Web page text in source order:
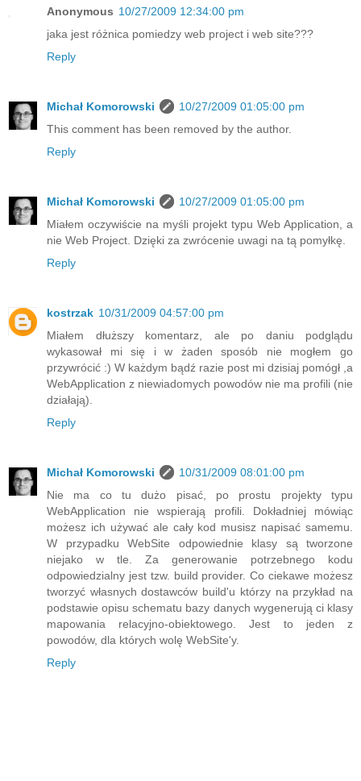
Anonymous 10/27/2009 12:34:00 pm
jaka jest różnica pomiedzy web project i web site???
Reply
Michał Komorowski
10/27/2009 01:05:00 pm
This comment has been removed by the author.
Reply
Michał Komorowski
10/27/2009 01:05:00 pm
Miałem oczywiście na myśli projekt typu Web Application, a
nie Web Project. Dzięki za zwrócenie uwagi na tą pomyłkę.
Reply
kostrzak 10/31/2009 04:57:00 pm
Miałem dłuższy komentarz, ale po daniu podglądu
wykasował mi się i w żaden sposób nie mogłem go
przywrócić :) W każdym bądź razie post mi dzisiaj pomógł ,a
WebApplication z niewiadomych powodów nie ma profili (nie
działają).
Reply
Michał Komorowski
10/31/2009 08:01:00 pm
Nie ma co tu dużo pisać, po prostu projekty typu
WebApplication nie wspierają profili. Dokładniej mówiąc
możesz ich używać ale cały kod musisz napisać samemu.
W przypadku WebSite odpowiednie klasy są tworzone
niejako w tle. Za generowanie potrzebnego kodu
odpowiedzialny jest tzw. build provider. Co ciekawe możesz
tworzyć własnych dostawców build'u którzy na przykład na
podstawie opisu schematu bazy danych wygenerują ci klasy
mapowania relacyjno-obiektowego. Jest to jeden z
powodów, dla których wolę WebSite'y.
Reply